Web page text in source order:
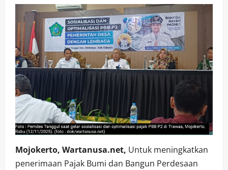
Mojokerto, Wartanusa.net, Untuk meningkatkan
penerimaan Pajak Bumi dan Bangun Perdesaan